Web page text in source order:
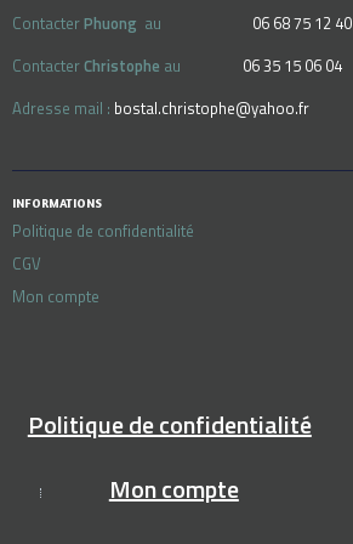
ContacterPhuong au 06 68 75 12 40
Contacter Christophe au 06 35 15 06 04
Adresse mail : bostal.christophe@yahoo.fr
INFORMATIONS
Politique de confidentialité
CGV
Mon compte
Politique de confidentialité
Mon compte